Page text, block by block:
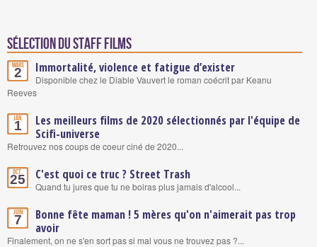
Sélection du staff Films
Mars
2 Immortalité, violence et fatigue d’exister
Disponible chez le Diable Vauvert le roman coécrit par Keanu
Reeves
Jan.
1
Les meilleurs films de 2020 sélectionnés par l'équipe de
Scifi-universe
Retrouvez nos coups de coeur ciné de 2020...
Oct.
25 C'est quoi ce truc ? Street Trash
Quand tu jures que tu ne boiras plus jamais d'alcool...
Juin
7
Bonne fête maman ! 5 mères qu'on n'aimerait pas trop
avoir
Finalement, on ne s'en sort pas si mal vous ne trouvez pas ?...